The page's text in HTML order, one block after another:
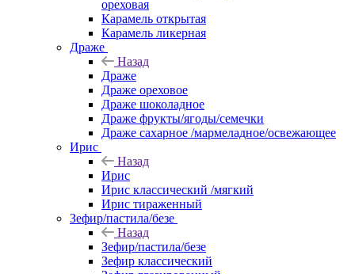
ореховая
Карамель открытая
Карамель ликерная
Драже
Назад
Драже
Драже ореховое
Драже шоколадное
Драже фрукты/ягоды/семечки
Драже сахарное /мармеладное/освежающее
Ирис
Назад
Ирис
Ирис классический /мягкий
Ирис тираженный
Зефир/пастила/безе
Назад
Зефир/пастила/безе
Зефир классический